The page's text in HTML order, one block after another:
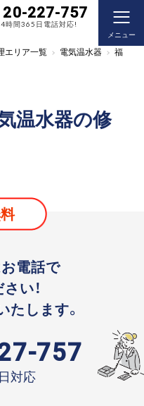
227-757
時間365日電話対応!
メニュー
エリア一覧 電気温水器 福
温水器の修
電話で
い！
します。
757
対応